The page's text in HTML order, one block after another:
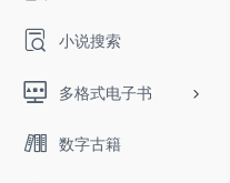
小说搜索
多格式电子书
数字古籍